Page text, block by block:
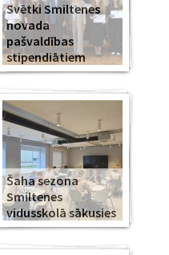
Svētki Smiltenes
novada
pašvaldības
stipendiātiem
Šaha sezona
Smiltenes
vidusskolā sākusies